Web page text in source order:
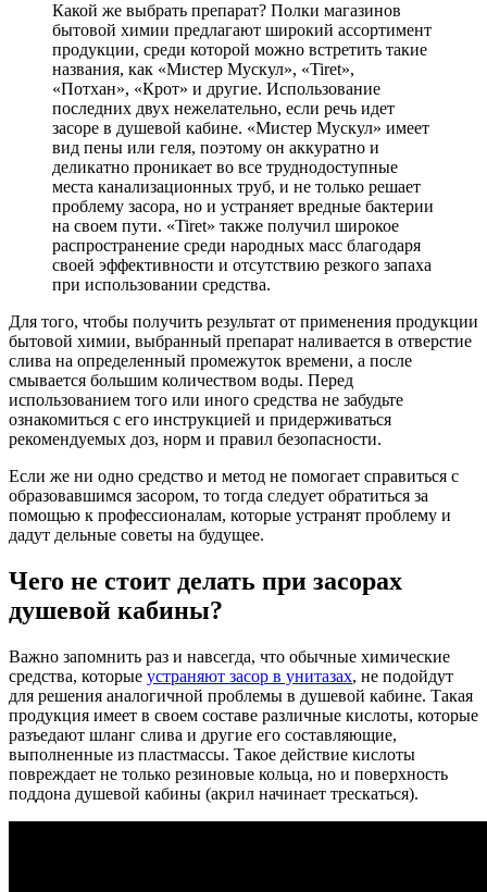
Какой же выбрать препарат? Полки магазинов
бытовой химии предлагают широкий ассортимент
продукции, среди которой можно встретить такие
названия, как «Мистер Мускул», «Tiret»,
«Потхан», «Крот» и другие. Использование
последних двух нежелательно, если речь идет
засоре в душевой кабине. «Мистер Мускул» имеет
вид пены или геля, поэтому он аккуратно и
деликатно проникает во все труднодоступные
места канализационных труб, и не только решает
проблему засора, но и устраняет вредные бактерии
на своем пути. «Tiret» также получил широкое
распространение среди народных масс благодаря
своей эффективности и отсутствию резкого запаха
при использовании средства.
Для того, чтобы получить результат от применения продукции
бытовой химии, выбранный препарат наливается в отверстие
слива на определенный промежуток времени, а после
смывается большим количеством воды. Перед
использованием того или иного средства не забудьте
ознакомиться с его инструкцией и придерживаться
рекомендуемых доз, норм и правил безопасности.
Если же ни одно средство и метод не помогает справиться с
образовавшимся засором, то тогда следует обратиться за
помощью к профессионалам, которые устранят проблему и
дадут дельные советы на будущее.
Чего не стоит делать при засорах
душевой кабины?
Важно запомнить раз и навсегда, что обычные химические
средства, которые устраняют засор в унитазах, не подойдут
для решения аналогичной проблемы в душевой кабине. Такая
продукция имеет в своем составе различные кислоты, которые
разъедают шланг слива и другие его составляющие,
выполненные из пластмассы. Такое действие кислоты
повреждает не только резиновые кольца, но и поверхность
поддона душевой кабины (акрил начинает трескаться).